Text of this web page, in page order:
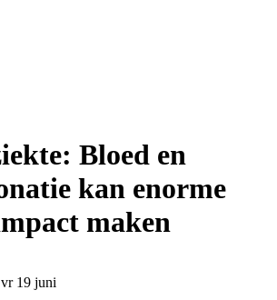
Bloed en
kan enorme
maken
vr 19 juni